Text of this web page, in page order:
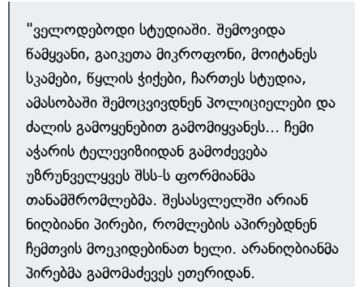
"ველოდებოდი სტუდიაში. შემოვიდა
წამყვანი, გაიკეთა მიკროფონი, მოიტანეს
სკამები, წყლის ჭიქები, ჩართეს სტუდია,
ამასობაში შემოცვივდნენ პოლიციელები და
ძალის გამოყენებით გამომიყვანეს... ჩემი
აჭარის ტელევიზიიდან გამოძევება
უზრუნველყვეს შსს-ს ფორმიანმა
თანამშრომლებმა. შესასვლელში არიან
ნიღბიანი პირები, რომლების აპირებდნენ
ჩემთვის მოეკიდებინათ ხელი. არანიღბიანმა
პირებმა გამომაძევეს ეთერიდან.